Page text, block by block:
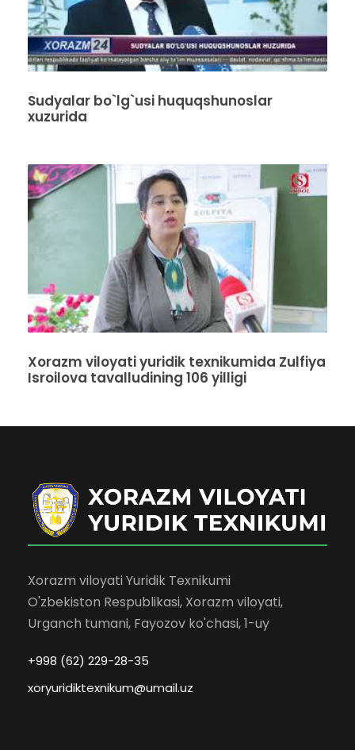
Sudyalar bo`lg`usi huquqshunoslar
xuzurida
Xorazm viloyati yuridik texnikumida Zulfiya
Isroilova tavalludining 106 yilligi
Xorazm viloyati Yuridik Texnikumi
O'zbekiston Respublikasi, Xorazm viloyati,
Urganch tumani, Fayozov ko'chasi, 1-uy
+998 (62) 229-28-35
xoryuridiktexnikum@umail.uz